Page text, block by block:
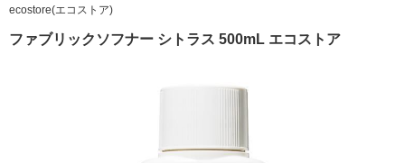
ecostore(エコストア)
ファブリックソフナー シトラス 500mL エコストア